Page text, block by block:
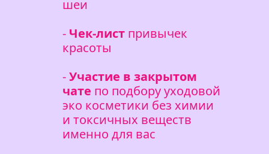
шеи
- Чек-лист привычек
красоты
-Участие в закрытом
чате по подбору уходовой
эко косметики без химии
и токсичных веществ
именно для вас